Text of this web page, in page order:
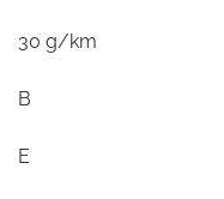
30 g/km
B
E